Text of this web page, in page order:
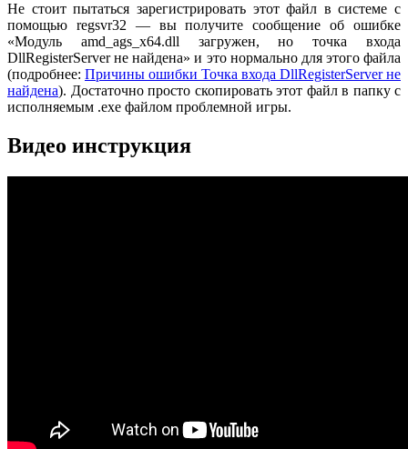
Не стоит пытаться зарегистрировать этот файл в системе с
помощью regsvr32 — вы получите сообщение об ошибке
«Модуль amd_ags_x64.dll загружен, но точка входа
DllRegisterServer не найдена» и это нормально для этого файла
(подробнее: Причины ошибки Точка входа DllRegisterServer не
найдена). Достаточно просто скопировать этот файл в папку с
исполняемым .exe файлом проблемной игры.
Видео инструкция